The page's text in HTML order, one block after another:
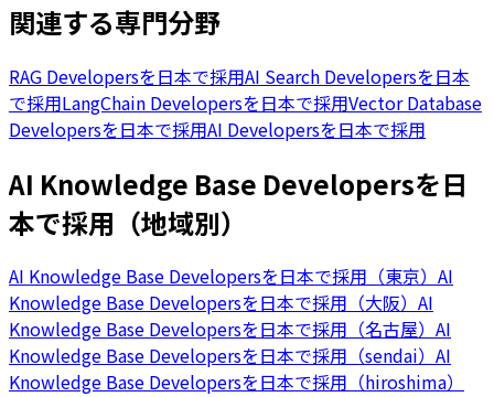
関連する専門分野
RAG Developersを日本で採用AI Search Developersを日本
で採用LangChain Developersを日本で採用Vector Database
Developersを日本で採用AI Developersを日本で採用
AI Knowledge Base Developersを日
本で採用（地域別）
AI Knowledge Base Developersを日本で採用（東京） AI
Knowledge Base Developersを日本で採用（大阪） AI
Knowledge Base Developersを日本で採用（名古屋） AI
Knowledge Base Developersを日本で採用（sendai） AI
Knowledge Base Developersを日本で採用（hiroshima）